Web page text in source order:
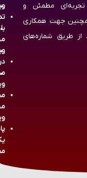
مطمئن و
جهت همکاری
طریق شماره‌های
با